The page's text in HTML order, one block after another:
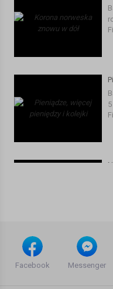
Facebook Messenger